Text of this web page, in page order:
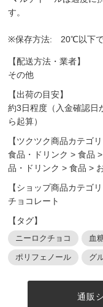
す。
※保存方法: 20℃以下で
【配送方法・業者】
その他
【出荷の目安】
約3日程度（入金確認日
ら起算）
【ツクツク商品カテゴリ
食品・ドリンク >食品 >
品・ドリンク >食品 >
【ショップ商品カテゴリ
チョコレート
【タグ】
ニーロクチョコ 血
ポリフェノール グ
通販